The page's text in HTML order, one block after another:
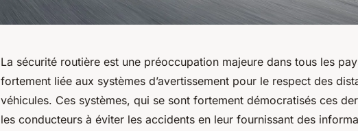
La sécurité routière est une préoccupation majeure dans tous les
fortement liée aux systèmes d’avertissement pour le respect des
véhicules. Ces systèmes, qui se sont fortement démocratisés ces
les conducteurs à éviter les accidents en leur fournissant des